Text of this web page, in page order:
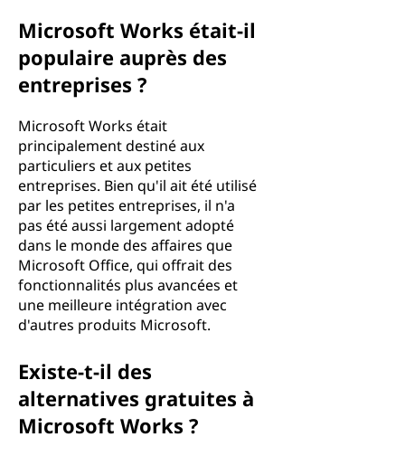
Microsoft Works était-il
populaire auprès des
entreprises ?
Microsoft Works était
principalement destiné aux
particuliers et aux petites
entreprises. Bien qu'il ait été utilisé
par les petites entreprises, il n'a
pas été aussi largement adopté
dans le monde des affaires que
Microsoft Office, qui offrait des
fonctionnalités plus avancées et
une meilleure intégration avec
d'autres produits Microsoft.
Existe-t-il des
alternatives gratuites à
Microsoft Works ?